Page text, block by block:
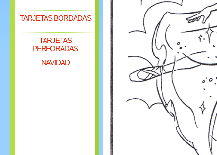
TARJETAS BORDADAS
TARJETAS
PERFORADAS
NAVIDAD